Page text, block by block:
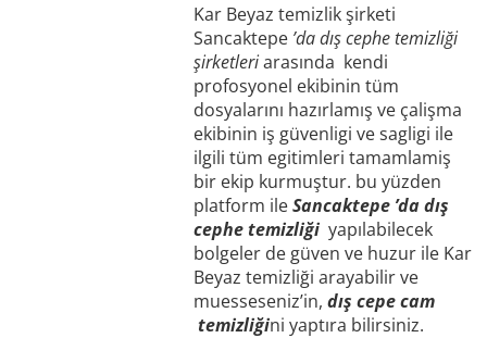
Kar Beyaz temizlik şirketi
Sancaktepe ’da dış cephe temizliği
şirketleriarasında kendi
profosyonel ekibinin tüm
dosyalarını hazırlamış ve çalişma
ekibinin iş güvenligi ve sagligi ile
ilgili tüm egitimleri tamamlamiş
bir ekip kurmuştur. bu yüzden
platform ileSancaktepe ’da dış
cephe temizliği yapılabilecek
bolgeler de güven ve huzur ile Kar
Beyaz temizliği arayabilir ve
muesseseniz’in,dış cepe cam
temizliğini yaptıra bilirsiniz.